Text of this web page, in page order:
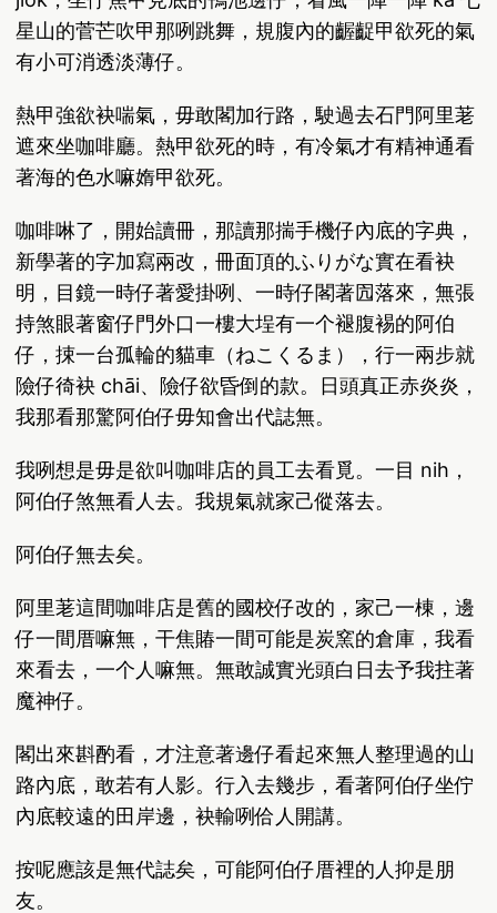
星山的菅芒吹甲那咧跳舞，規腹內的齷齪甲欲死的氣
有小可消透淡薄仔。
熱甲強欲袂喘氣，毋敢閣加行路，駛過去石門阿里荖
遮來坐咖啡廳。熱甲欲死的時，有冷氣才有精神通看
著海的色水嘛媠甲欲死。
咖啡啉了，開始讀冊，那讀那揣手機仔內底的字典，
新學著的字加寫兩改，冊面頂的ふりがな實在看袂
明，目鏡一時仔著愛掛咧、一時仔閣著囥落來，無張
持煞眼著窗仔門外口一樓大埕有一个褪腹裼的阿伯
仔，捒一台孤輪的貓車（ねこくるま），行一兩步就
險仔徛袂 chāi、險仔欲昏倒的款。日頭真正赤炎炎，
我那看那驚阿伯仔毋知會出代誌無。
我咧想是毋是欲叫咖啡店的員工去看覓。一目 nih，
阿伯仔煞無看人去。我規氣就家己傱落去。
阿伯仔無去矣。
阿里荖這間咖啡店是舊的國校仔改的，家己一棟，邊
仔一間厝嘛無，干焦賰一間可能是炭窯的倉庫，我看
來看去，一个人嘛無。無敢誠實光頭白日去予我拄著
魔神仔。
閣出來斟酌看，才注意著邊仔看起來無人整理過的山
路內底，敢若有人影。行入去幾步，看著阿伯仔坐佇
內底較遠的田岸邊，袂輸咧佮人開講。
按呢應該是無代誌矣，可能阿伯仔厝裡的人抑是朋
友。